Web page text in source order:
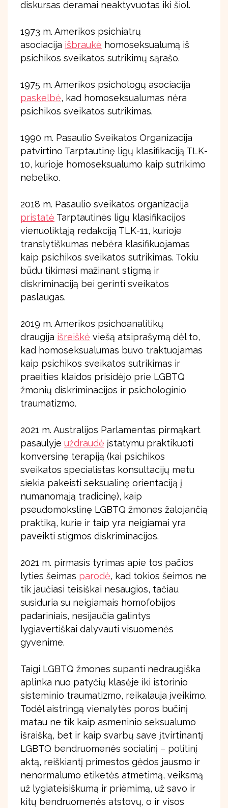
diskursas deramai neaktyvuotas iki šiol.
1973 m. Amerikos psichiatrų
asociacija išbraukė homoseksualumą iš
psichikos sveikatos sutrikimų sąrašo.
1975 m. Amerikos psichologų asociacija
paskelbė, kad homoseksualumas nėra
psichikos sveikatos sutrikimas.
1990 m. Pasaulio Sveikatos Organizacija
patvirtino Tarptautinę ligų klasifikaciją TLK-
10, kurioje homoseksualumo kaip sutrikimo
nebeliko.
2018 m. Pasaulio sveikatos organizacija
pristatė Tarptautinės ligų klasifikacijos
vienuoliktąją redakciją TLK-11, kurioje
translytiškumas nebėra klasifikuojamas
kaip psichikos sveikatos sutrikimas. Tokiu
būdu tikimasi mažinant stigmą ir
diskriminaciją bei gerinti sveikatos
paslaugas.
2019 m. Amerikos psichoanalitikų
draugija išreiškė viešą atsiprašymą dėl to,
kad homoseksualumas buvo traktuojamas
kaip psichikos sveikatos sutrikimas ir
praeities klaidos prisidėjo prie LGBTQ
žmonių diskriminacijos ir psichologinio
traumatizmo.
2021 m. Australijos Parlamentas pirmąkart
pasaulyje uždraudė įstatymu praktikuoti
konversinę terapiją (kai psichikos
sveikatos specialistas konsultacijų metu
siekia pakeisti seksualinę orientaciją į
numanomąją tradicinę), kaip
pseudomokslinę LGBTQ žmones žalojančią
praktiką, kurie ir taip yra neigiamai yra
paveikti stigmos diskriminacijos.
2021 m. pirmasis tyrimas apie tos pačios
lyties šeimas parodė, kad tokios šeimos ne
tik jaučiasi teisiškai nesaugios, tačiau
susiduria su neigiamais homofobijos
padariniais, nesijaučia galintys
lygiavertiškai dalyvauti visuomenės
gyvenime.
Taigi LGBTQ žmones supanti nedraugiška
aplinka nuo patyčių klasėje iki istorinio
sisteminio traumatizmo, reikalauja įveikimo.
Todėl aistringą vienalytės poros bučinį
matau ne tik kaip asmeninio seksualumo
išraišką, bet ir kaip svarbų save įtvirtinantį
LGBTQ bendruomenės socialinį – politinį
aktą, reiškiantį primestos gėdos jausmo ir
nenormalumo etiketės atmetimą, veiksmą
už lygiateisiškumą ir priėmimą, už savo ir
kitų bendruomenės atstovų, o ir visos